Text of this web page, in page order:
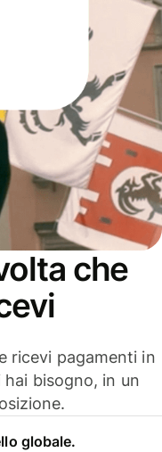
che
ricevi pagamenti in
bisogno, in un
globale.